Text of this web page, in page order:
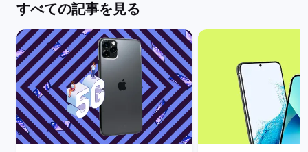
すべての記事を見る